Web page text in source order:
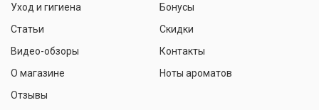
Уход и гигиена
Статьи
Видео-обзоры
О магазине
Отзывы
Бонусы
Скидки
Контакты
Ноты ароматов